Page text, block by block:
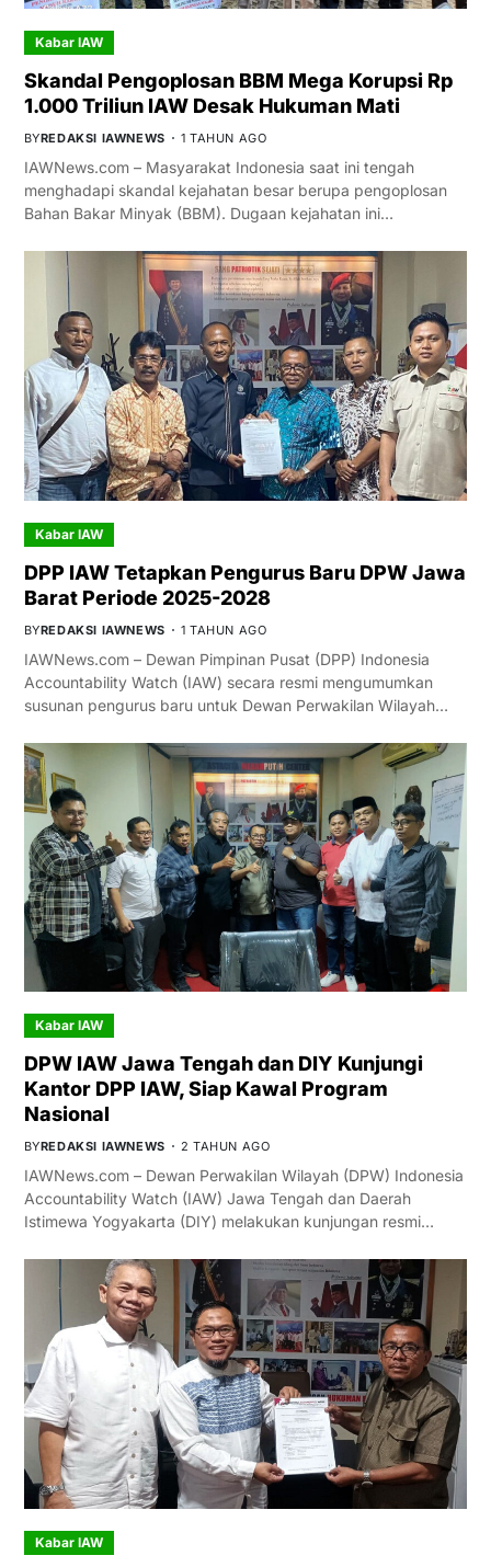
Kabar IAW
Skandal Pengoplosan BBM Mega Korupsi Rp
1.000 Triliun IAW Desak Hukuman Mati
BYREDAKSI IAWNEWS 1 TAHUN AGO
IAWNews.com – Masyarakat Indonesia saat ini tengah
menghadapi skandal kejahatan besar berupa pengoplosan
Bahan Bakar Minyak (BBM). Dugaan kejahatan ini…
Kabar IAW
DPP IAW Tetapkan Pengurus Baru DPW Jawa
Barat Periode 2025-2028
BYREDAKSI IAWNEWS 1 TAHUN AGO
IAWNews.com – Dewan Pimpinan Pusat (DPP) Indonesia
Accountability Watch (IAW) secara resmi mengumumkan
susunan pengurus baru untuk Dewan Perwakilan Wilayah…
Kabar IAW
DPW IAW Jawa Tengah dan DIY Kunjungi
Kantor DPP IAW, Siap Kawal Program
Nasional
BYREDAKSI IAWNEWS 2 TAHUN AGO
IAWNews.com – Dewan Perwakilan Wilayah (DPW) Indonesia
Accountability Watch (IAW) Jawa Tengah dan Daerah
Istimewa Yogyakarta (DIY) melakukan kunjungan resmi…
Kabar IAW